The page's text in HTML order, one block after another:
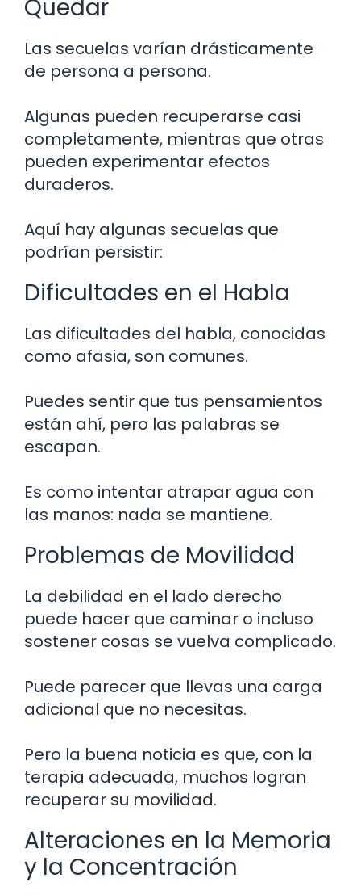
Quedar
Las secuelas varían drásticamente
de persona a persona.
Algunas pueden recuperarse casi
completamente, mientras que otras
pueden experimentar efectos
duraderos.
Aquí hay algunas secuelas que
podrían persistir:
Dificultades en el Habla
Las dificultades del habla, conocidas
como afasia, son comunes.
Puedes sentir que tus pensamientos
están ahí, pero las palabras se
escapan.
Es como intentar atrapar agua con
las manos: nada se mantiene.
Problemas de Movilidad
La debilidad en el lado derecho
puede hacer que caminar o incluso
sostener cosas se vuelva complicado.
Puede parecer que llevas una carga
adicional que no necesitas.
Pero la buena noticia es que, con la
terapia adecuada, muchos logran
recuperar su movilidad.
Alteraciones en la Memoria
y la Concentración